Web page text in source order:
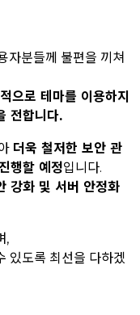
자분들께 불편을 끼쳐
으로 테마를 이용하지
전합니다.
더욱 철저한 보안 관
행할 예정입니다.
강화 및 서버 안정화
,
있도록 최선을 다하겠